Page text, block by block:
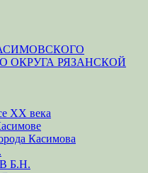
ОКРУГА РЯЗАНСКОЙ
XX века
Касимова
Б.Н.